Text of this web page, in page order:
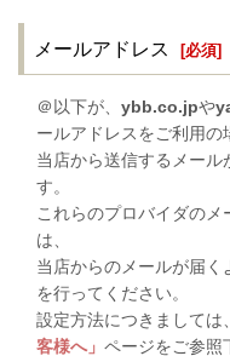
メールアドレス [必須]
＠以下が、 ybb.co.jpや
ールアドレスをご利用の
当店から送信するメール
す。
これらのプロバイダの
は、
当店からのメールが届
を行ってください。
設定方法につきましては、
客様へ」 ページをご参照